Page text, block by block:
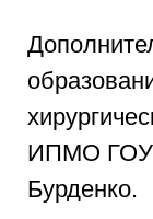
ИПМО
Бурденко.